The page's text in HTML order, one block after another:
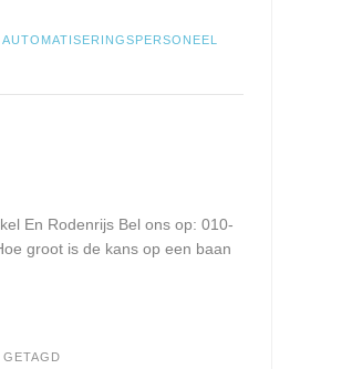
AUTOMATISERINGSPERSONEEL
En Rodenrijs Bel ons op: 010-
groot is de kans op een baan
GETAGD